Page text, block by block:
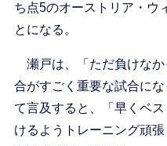
ち点5のオーストリア・ウ
とになる。
瀬戸は、「ただ負けなか
合がすごく重要な試合に
て言及すると、「早くベ
けるようトレーニング頑